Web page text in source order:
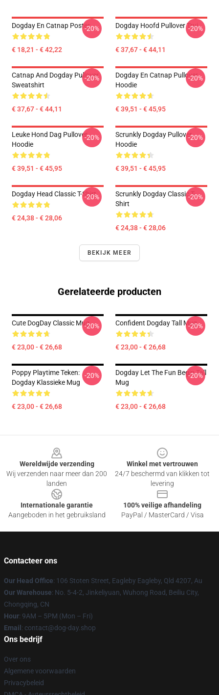
Dogday En Catnap Poster
€ 18,21 - € 42,22
-20% Dogday Hoofd Pullover Trui
€ 37,67 - € 44,11
-20%
Catnap And Dogday Pullover
Sweatshirt
€ 37,67 - € 44,11
-20%
Dogday En Catnap Pullover
Hoodie
€ 39,51 - € 45,95
-20%
Leuke Hond Dag Pullover
Hoodie
€ 39,51 - € 45,95
-20%
Scrunkly Dogday Pullover
Hoodie
€ 39,51 - € 45,95
-20%
Dogday Head Classic T-Shirt
€ 24,38 - € 28,06
-20%
Scrunkly Dogday Classic T-
Shirt
€ 24,38 - € 28,06
-20%
BEKIJK MEER
Gerelateerde producten
Cute DogDay Classic Mug
€ 23,00 - € 26,68
-20% Confident Dogday Tall Mug
€ 23,00 - € 26,68
-20%
Poppy Playtime Teken:
Dogday Klassieke Mug
€ 23,00 - € 26,68
-20%
Dogday Let The Fun Begin Tall
Mug
€ 23,00 - € 26,68
-20%
Wereldwijde verzending
Wij verzenden naar meer dan 200
landen
Winkel met vertrouwen
24/7 beschermd van klikken tot
levering
Internationale garantie
Aangeboden in het gebruiksland
100% veilige afhandeling
PayPal / MasterCard / Visa
Contacteer ons
Our Head Office: 106 Stoten Street, Eagleby Eagleby, Qld 4207, Au
Our Warehouse: No. 5-4-2, Jinkeliyuan, Wuhong Road, Beiliu City,
Chongqing, CN
Hour: 9AM – 5PM (Mon – Fri)
Email : contact@dog-day.shop
Ons bedrijf
Over ons
Algemene voorwaarden
Privacybeleid